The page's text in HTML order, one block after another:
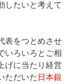
したいと考えて
表をつとめさせ
いろいろとご相
げに当たり経営
ただいた 日本銀